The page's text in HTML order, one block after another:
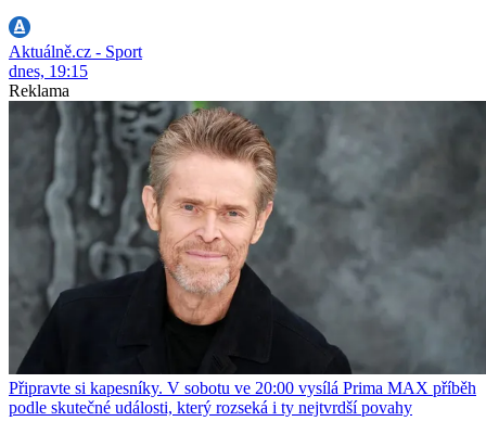
Aktuálně.cz - Sport
dnes, 19:15
Reklama
Připravte si kapesníky. V sobotu ve 20:00 vysílá Prima MAX příběh
podle skutečné události, který rozseká i ty nejtvrdší povahy